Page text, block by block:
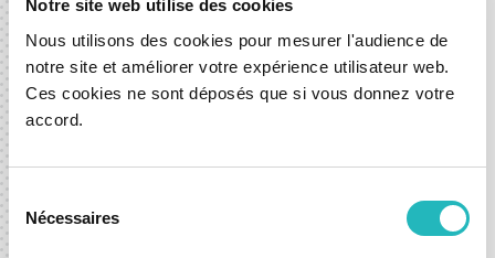
Notre site web utilise des cookies
Nous utilisons des cookies pour mesurer l'audience de
notre site et améliorer votre expérience utilisateur web.
Ces cookies ne sont déposés que si vous donnez votre
accord.
Nécessaires
Este modelo é ideal para empresas que procuram
agilidade, responsabilidade e estrutura sem os
custos de formar uma equipa interna.
objetivos como se fossem seus.